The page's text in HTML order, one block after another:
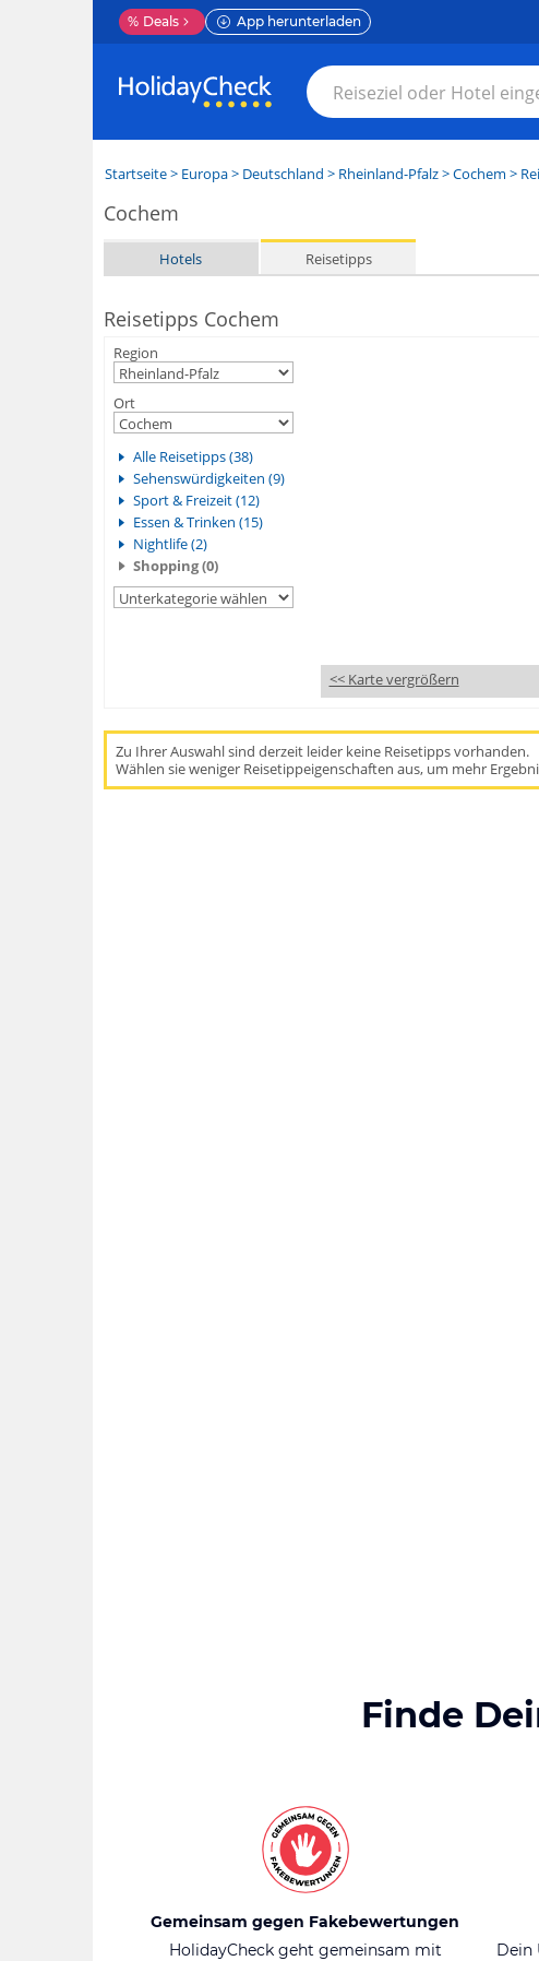
% Deals App herunterladen
Startseite> Europa> Deutschland > Rheinland-Pfalz>Cochem >
Cochem
Hotels Reisetipps
Reisetipps Cochem
Region
Ort
Alle Reisetipps (38)
Sehenswürdigkeiten (9)
Sport & Freizeit (12)
Essen & Trinken (15)
Nightlife (2)
Shopping (0)
<< Karte vergrößern
Zu Ihrer Auswahl sind derzeit leider keine Reisetipps vorhanden.
Wählen sie weniger Reisetippeigenschaften aus, um mehr
Finde
Gemeinsam gegen Fakebewertungen
HolidayCheck geht gemeinsam mit
Dein